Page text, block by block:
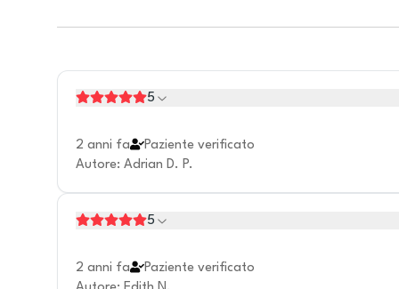
5
2 anni fa
Paziente verificato
Autore: Adrian D. P.
5
2 anni fa
Paziente verificato